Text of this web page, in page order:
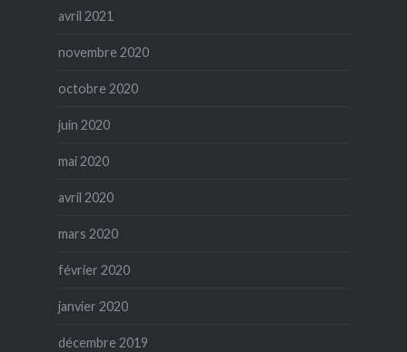
avril 2021
novembre 2020
octobre 2020
juin 2020
mai 2020
avril 2020
mars 2020
février 2020
janvier 2020
décembre 2019